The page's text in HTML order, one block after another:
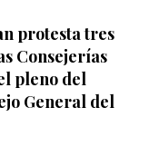
protesta tres
Consejerías
pleno del
General del